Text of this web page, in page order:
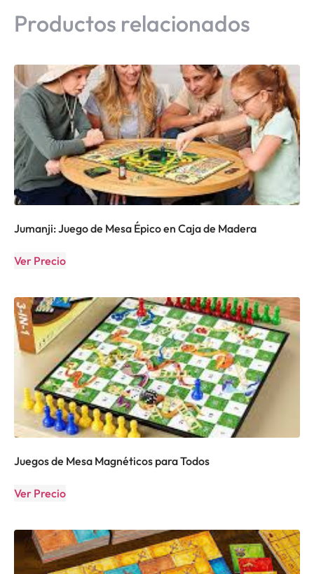
Productos relacionados
Jumanji: Juego de Mesa Épico en Caja de Madera
Ver Precio
Juegos de Mesa Magnéticos para Todos
Ver Precio